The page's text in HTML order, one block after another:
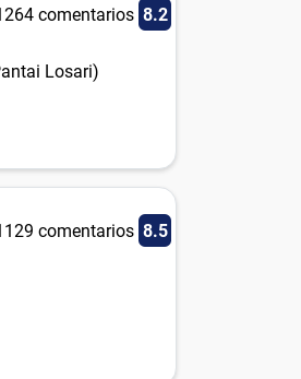
comentarios 8.2
Losari)
comentarios 8.5